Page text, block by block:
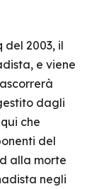
del 2003, il
e viene
dagli
che
del
alla morte
negli